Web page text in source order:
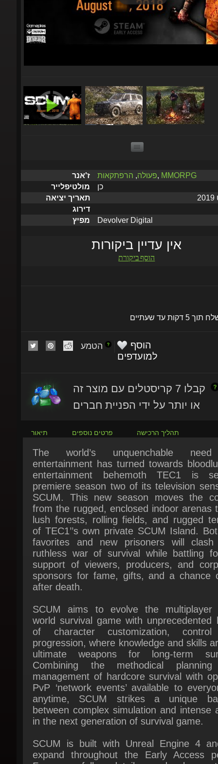
מולטיפלייר כן
תאריך יציאה
דירוג
מפיץ
אין עדיין ביקורות
הוסף ביקורת
למועדפים
או יותר על ידי הפניית חברים
The world’s unquenchable
entertainment behemoth TEC1 is
premiere season two of its television
SCUM. This new season moves the
from the rugged, enclosed indoor arenas
lush forests, rolling fields, and rugged
of TEC1’’s own private SCUM Island.
favorites and new prisoners will clash
ruthless war of survival while battling
support of viewers, producers, and
sponsors for fame, gifts, and a chance
after death.
SCUM aims to evolve the multiplayer
of character customization, control
progression, where knowledge and skills
ultimate weapons for long-term
Combining the methodical planning
management of hardcore survival with
PvP ‘network events’ available to
anytime, SCUM strikes a unique
between complex simulation and intense
in the next generation of survival game.
SCUM is built with Unreal Engine 4
expand throughout the Early Access
Fans can follow details on development
weekly dev blogs onscumgame.com